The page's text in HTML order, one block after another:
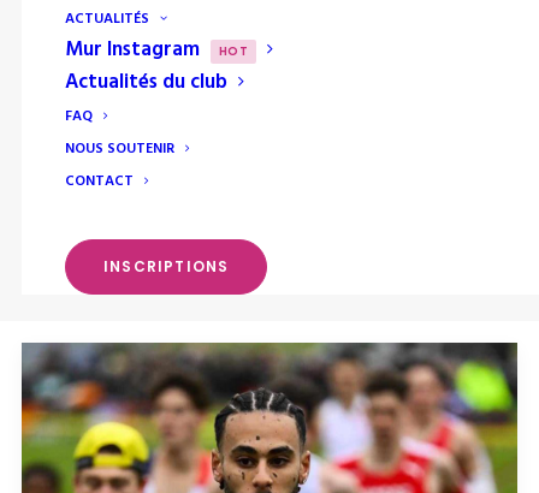
ACTUALITÉS
Mur Instagram HOT
Actualités du club
FAQ
NOUS SOUTENIR
CONTACT
INSCRIPTIONS
course à pied